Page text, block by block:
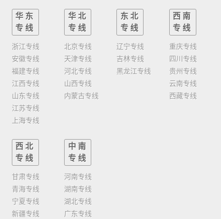
华东
专线
浙江专线
安徽专线
福建专线
江西专线
山东专线
江苏专线
上海专线
华北
专线
北京专线
天津专线
河北专线
山西专线
内蒙古专线
东北
专线
辽宁专线
吉林专线
黑龙江专线
西南
专线
重庆专线
四川专线
贵州专线
云南专线
西藏专线
西北
专线
甘肃专线
青海专线
宁夏专线
新疆专线
中南
专线
河南专线
湖南专线
湖北专线
广东专线